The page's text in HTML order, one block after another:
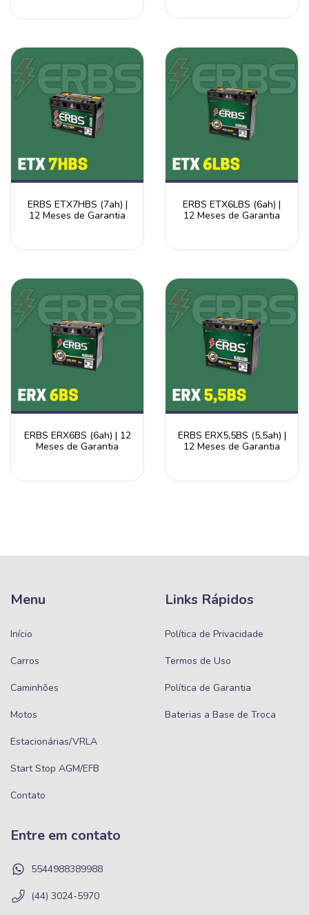
ERBS ETX7HBS (7ah) |
12 Meses de Garantia
ERBS ETX6LBS (6ah) |
12 Meses de Garantia
ERBS ERX6BS (6ah) | 12
Meses de Garantia
ERBS ERX5,5BS (5,5ah) |
12 Meses de Garantia
Menu
Início
Carros
Caminhões
Motos
Estacionárias/VRLA
Start Stop AGM/EFB
Contato
Links Rápidos
Política de Privacidade
Termos de Uso
Política de Garantia
Baterias a Base de Troca
Entre em contato
5544988389988
(44) 3024-5970